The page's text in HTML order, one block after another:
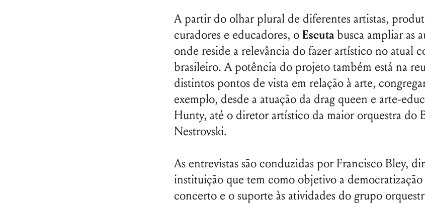
A partir do olhar plural de diferentes artistas,
curadores e educadores, o Escutabusca ampliar as
onde reside a relevância do fazer artístico no atual
brasileiro. A potência do projeto também está na
distintos pontos de vista em relação à arte,
exemplo, desde a atuação da drag queen e arte-
Hunty, até o diretor artístico da maior orquestra do
Nestrovski.
As entrevistas são conduzidas por Francisco Bley,
instituição que tem como objetivo a
concerto e o suporte às atividades do grupo
Senha